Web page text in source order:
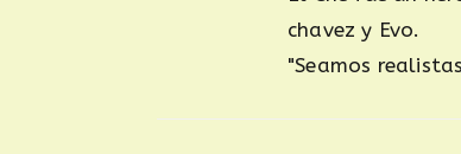
chavez y Evo.
"Seamos